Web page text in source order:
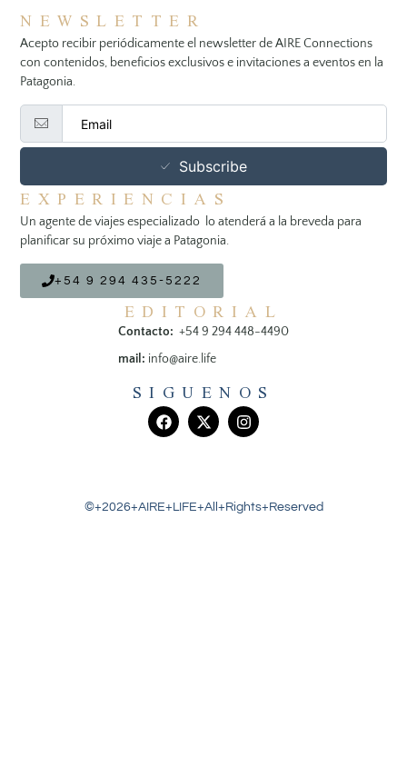
NEWSLETTER
Acepto recibir periódicamente el newsletter de AIRE Connections
con contenidos, beneficios exclusivos e invitaciones a eventos en la
Patagonia.
Subscribe
EXPERIENCIAS
Un agente de viajes especializado lo atenderá a la breveda para
planificar su próximo viaje a Patagonia.
+54 9 294 435-5222
EDITORIAL
Contacto: +54 9 294 448-4490
mail: info@aire.life
SIGUENOS
©+2026+AIRE+LIFE+All+Rights+Reserved